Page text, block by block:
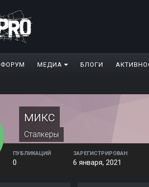
ФОРУМ МЕДИА БЛОГИ
микс
Сталкеры
ПУБЛИКАЦИЙ
0
ЗАРЕГИСТРИРОВАН
6 января, 2021